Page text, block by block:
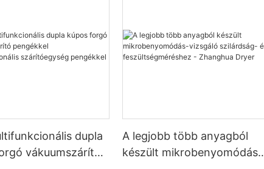
dupla
vákuumszárító
A legjobb több anyagból
készült mikrobenyomódás-